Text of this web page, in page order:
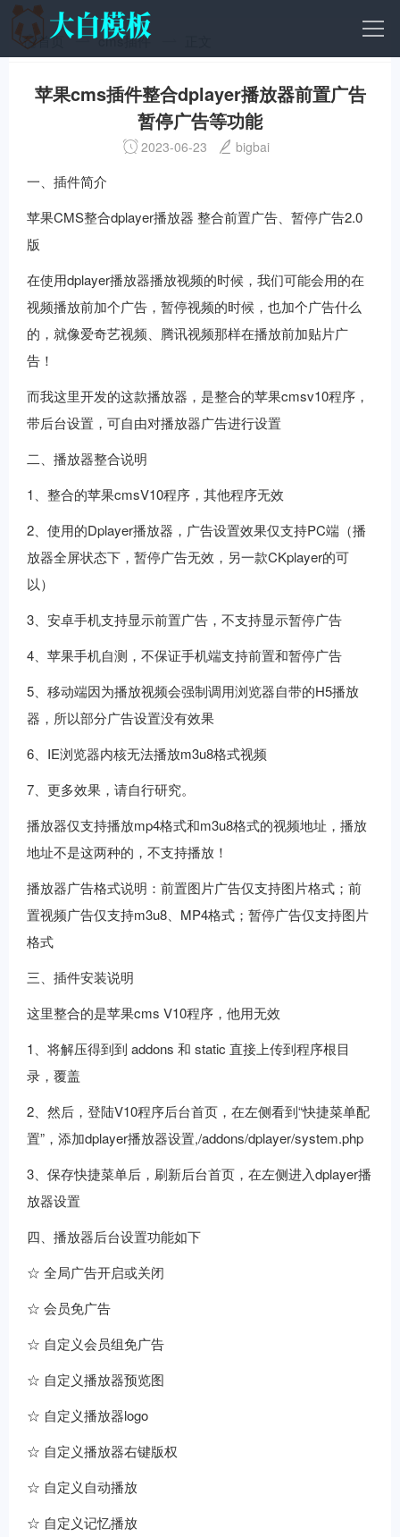
首页 cms插件
苹果cms插件整合dplayer播放器前置广告
暂停广告等功能
2023-06-23 bigbai
一、插件简介
苹果CMS整合dplayer播放器 整合前置广告、暂停广告2.0
版
在使用dplayer播放器播放视频的时候，我们可能会用的在
视频播放前加个广告，暂停视频的时候，也加个广告什么
的，就像爱奇艺视频、腾讯视频那样在播放前加贴片广
告！
而我这里开发的这款播放器，是整合的苹果cmsv10程序，
带后台设置，可自由对播放器广告进行设置
二、播放器整合说明
1、整合的苹果cmsV10程序，其他程序无效
2、使用的Dplayer播放器，广告设置效果仅支持PC端（播
放器全屏状态下，暂停广告无效，另一款CKplayer的可
以）
3、安卓手机支持显示前置广告，不支持显示暂停广告
4、苹果手机自测，不保证手机端支持前置和暂停广告
5、移动端因为播放视频会强制调用浏览器自带的H5播放
器，所以部分广告设置没有效果
6、IE浏览器内核无法播放m3u8格式视频
7、更多效果，请自行研究。
播放器仅支持播放mp4格式和m3u8格式的视频地址，播放
地址不是这两种的，不支持播放！
播放器广告格式说明：前置图片广告仅支持图片格式；前
置视频广告仅支持m3u8、MP4格式；暂停广告仅支持图片
格式
三、插件安装说明
这里整合的是苹果cms V10程序，他用无效
1、将解压得到到 addons 和 static 直接上传到程序根目
录，覆盖
2、然后，登陆V10程序后台首页，在左侧看到“快捷菜单配
置”，添加dplayer播放器设置,/addons/dplayer/system.php
3、保存快捷菜单后，刷新后台首页，在左侧进入dplayer播
放器设置
四、播放器后台设置功能如下
☆ 全局广告开启或关闭
☆ 会员免广告
☆ 自定义会员组免广告
☆ 自定义播放器预览图
☆ 自定义播放器logo
☆ 自定义播放器右键版权
☆ 自定义自动播放
☆ 自定义记忆播放